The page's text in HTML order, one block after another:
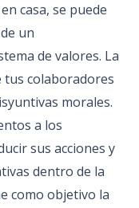
casa, se puede
un
de valores. La
tus colaboradores
morales.
a los
sus acciones y
dentro de la
como objetivo la